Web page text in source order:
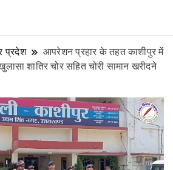
प्रदेश
आपरेशन प्रहार के तहत काशीपुर में
शातिर चोर सहित चोरी सामान खरीदने